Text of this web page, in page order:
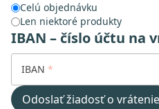
Celú objednávku
Len niektoré produkty
IBAN – číslo účtu na
IBAN
Odoslať žiadosť o vrátenie